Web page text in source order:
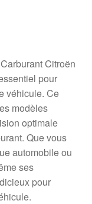
Citroën
pour
véhicule. Ce
modèles
optimale
Que vous
automobile ou
ses
pour